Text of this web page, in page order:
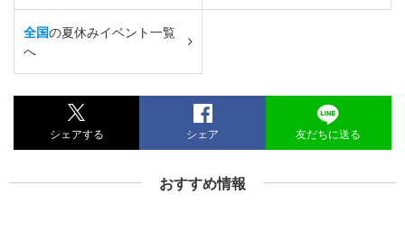
全国の夏休みイベント一覧
へ
シェアする シェア 友だちに送る
おすすめ情報